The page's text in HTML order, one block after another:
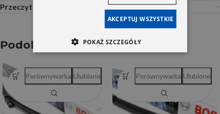
Przeczytaj Przed Zakupem
Podobne produkty
Porównywarka Ulubione Porównywarka Ulubione
AKCEPTUJ WSZYSTKIE
POKAŻ SZCZEGÓŁY